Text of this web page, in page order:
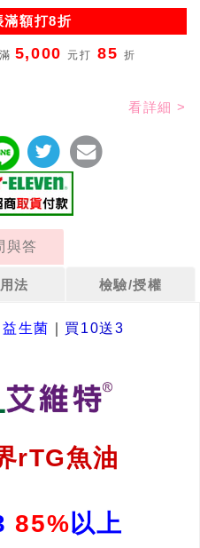
滿額打8折
滿 5,000 元打 85折
看詳細 >
與答
法 檢驗/授權
生菌 買10送3
rTG魚油
85%以上